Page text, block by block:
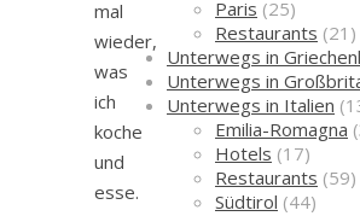
mal
wieder,
was
ich
koche
und
esse.
Paris (25)
Restaurants (21)
Unterwegs in
Unterwegs in
Unterwegs in Italien
Emilia-Romagna
Hotels (17)
Restaurants (59)
Südtirol (44)